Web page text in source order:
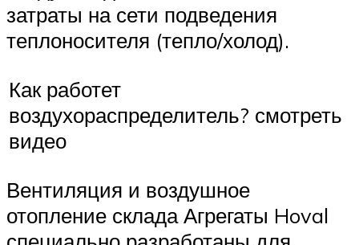
затраты на сети подведения
теплоносителя (тепло/холод).
Как работет
воздухораспределитель? смотреть
видео
Вентиляция и воздушное
отопление склада Агрегаты Hoval